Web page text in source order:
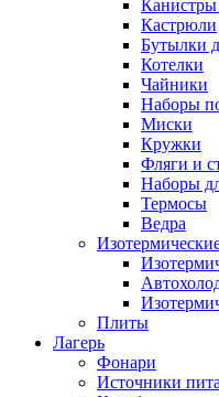
Кастрюли
Бутылки
Котелки
Чайники
Наборы
Миски
Кружки
Фляги и
Наборы
Термосы
Ведра
Плиты
Лагерь
Фонари
Источники